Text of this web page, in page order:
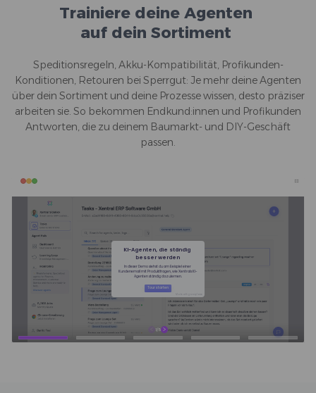
Trainiere deine Agenten
auf dein Sortiment
Speditionsregeln, Akku-Kompatibilität, Profikunden-
Konditionen, Retouren bei Sperrgut: Je mehr deine Agenten
über dein Sortiment und deine Prozesse wissen, desto präziser
arbeiten sie. So bekommen Endkund:innen und Profikunden
Antworten, die zu deinem Baumarkt- und DIY-Geschäft
passen.